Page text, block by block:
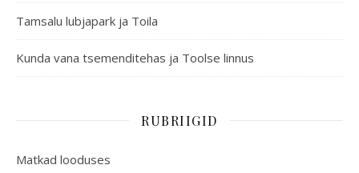
Tamsalu lubjapark ja Toila
Kunda vana tsemenditehas ja Toolse linnus
RUBRIIGID
Matkad looduses